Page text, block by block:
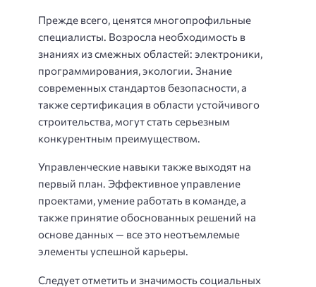
Прежде всего, ценятся многопрофильные
специалисты. Возросла необходимость в
знаниях из смежных областей: электроники,
программирования, экологии. Знание
современных стандартов безопасности, а
также сертификация в области устойчивого
строительства, могут стать серьезным
конкурентным преимуществом.
Управленческие навыки также выходят на
первый план. Эффективное управление
проектами, умение работать в команде, а
также принятие обоснованных решений на
основе данных — все это неотъемлемые
элементы успешной карьеры.
Следует отметить и значимость социальных